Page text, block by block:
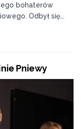
bohaterów
Odbył się...
Pniewy